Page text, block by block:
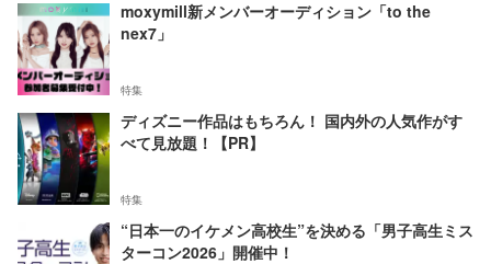
moxymill新メンバーオーディション「to the
nex7」
特集
ディズニー作品はもちろん！ 国内外の人気作がす
べて見放題！【PR】
特集
“日本一のイケメン高校生”を決める「男子高生ミス
ターコン2026」開催中！